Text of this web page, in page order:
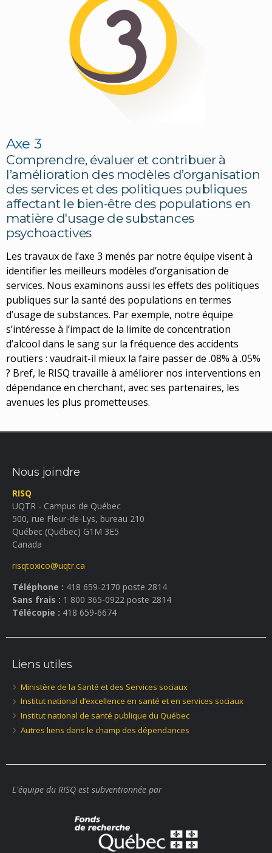
Axe 3
Comprendre, évaluer et contribuer à
l’amélioration des modèles d’organisation
des services et des politiques publiques
affectant le bien-être des populations en
matière d'usage de substances
psychoactives
Les travaux de l’axe 3 menés par notre équipe visent à
identifier les meilleurs modèles d’organisation de
services. Nous examinons aussi les effets des politiques
publiques sur la santé des populations en termes
d’usage de substances. Par exemple, notre équipe
s’intéresse à l’impact de la limite de concentration
d’alcool dans le sang sur la fréquence des accidents
routiers : vaudrait-il mieux la faire passer de .08% à .05%
? Bref, le RISQ travaille à améliorer nos interventions en
dépendance en cherchant, avec ses partenaires, les
avenues les plus prometteuses.
Nous joindre
RISQ
UQTR - Campus de Québec
500, rue Fleur-de-Lys, bureau 210
Québec (Québec) G1M 3E5
Canada
risqtoxico@uqtr.ca
Téléphone : 418 659-2170 poste 2814
Sans frais : 1 800 365-0922 poste 2814
Télécopie : 418 659-6674
Liens utiles
Ministère de la Santé et des Services sociaux
Institut national d’excellence en santé et en services sociaux
Institut national de santé publique du Québec
Autres liens dans le champ des dépendances
L'équipe du RISQ est subventionnée par